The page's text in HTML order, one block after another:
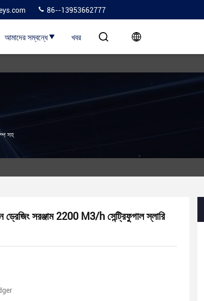
86--13953662777
আমাদের সম্বন্ধে খবর
সহ
সরঞ্জাম 2200 M3/h সেন্ট্রিফুগাল স্লারি